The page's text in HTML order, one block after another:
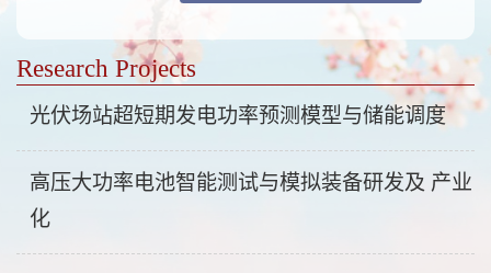
Research Projects
光伏场站超短期发电功率预测模型与储能调度
高压大功率电池智能测试与模拟装备研发及 产业
化